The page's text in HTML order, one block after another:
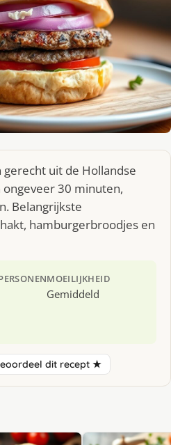
uit de Hollandse
ongeveer 30 minuten,
Belangrijkste
hamburgerbroodjes en
MOEILIJKHEID
Gemiddeld
dit recept ★